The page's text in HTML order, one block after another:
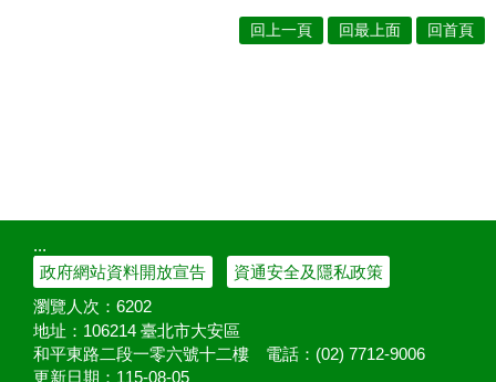
回上一頁 回最上面 回首頁
:::
政府網站資料開放宣告
資通安全及隱私政策
瀏覽人次： 6202
地址：106214 臺北市大安區
和平東路二段一零六號十二樓 電話：(02) 7712-9006
更新日期： 115-08-05